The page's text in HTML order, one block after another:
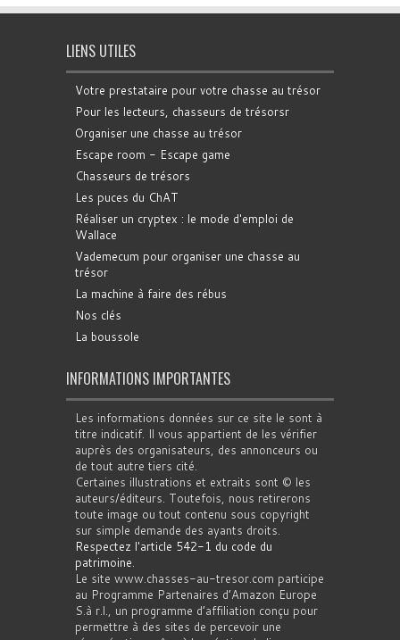
LIENS UTILES
Votre prestataire pour votre chasse au trésor
Pour les lecteurs, chasseurs de trésorsr
Organiser une chasse au trésor
Escape room - Escape game
Chasseurs de trésors
Les puces du ChAT
Réaliser un cryptex : le mode d'emploi de
Wallace
Vademecum pour organiser une chasse au
trésor
La machine à faire des rébus
Nos clés
La boussole
INFORMATIONS IMPORTANTES
Les informations données sur ce site le sont à
titre indicatif. Il vous appartient de les vérifier
auprès des organisateurs, des annonceurs ou
de tout autre tiers cité.
Certaines illustrations et extraits sont © les
auteurs/éditeurs. Toutefois, nous retirerons
toute image ou tout contenu sous copyright
sur simple demande des ayants droits.
Respectez l'article 542-1 du code du
patrimoine.
Le site www.chasses-au-tresor.com participe
au Programme Partenaires d’Amazon Europe
S.à r.l., un programme d’affiliation conçu pour
permettre à des sites de percevoir une